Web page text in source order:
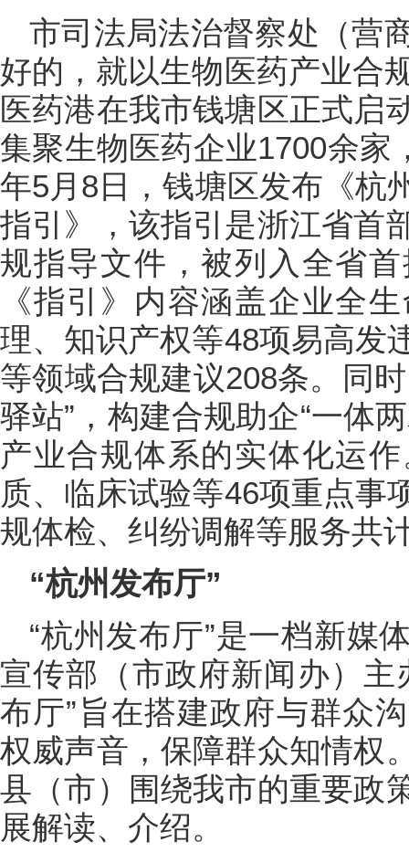
市司法局法治督察处（营
好的，就以生物医药产业合
医药港在我市钱塘区正式启
集聚生物医药企业1700余家
年5月8日，钱塘区发布《杭
指引》，该指引是浙江省首
规指导文件，被列入全省
《指引》内容涵盖企业全
理、知识产权等48项易高发
等领域合规建议208条。同
驿站”，构建合规助企“一体
产业合规体系的实体化运
质、临床试验等46项重点事
规体检、纠纷调解等服务共
“杭州发布厅”
“杭州发布厅”是一档新媒
宣传部（市政府新闻办）
布厅”旨在搭建政府与群众
权威声音，保障群众知情权
县（市）围绕我市的重要政
展解读、介绍。